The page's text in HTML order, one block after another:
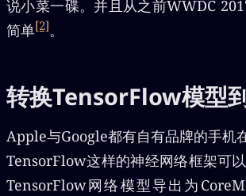
说小菜一碟。并且从之前WWDC
简单[2]。
转换TensorFlow模型
Apple与Google都有自有品牌的手机
TensorFlow这样的神经网络框架可
TensorFlow网络模型导出为